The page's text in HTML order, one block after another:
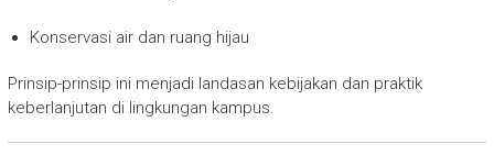
Konservasi air dan ruang hijau
Prinsip-prinsip ini menjadi landasan kebijakan dan praktik
keberlanjutan di lingkungan kampus.